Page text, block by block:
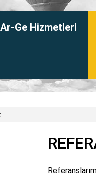
Ar-Ge Hizmetleri